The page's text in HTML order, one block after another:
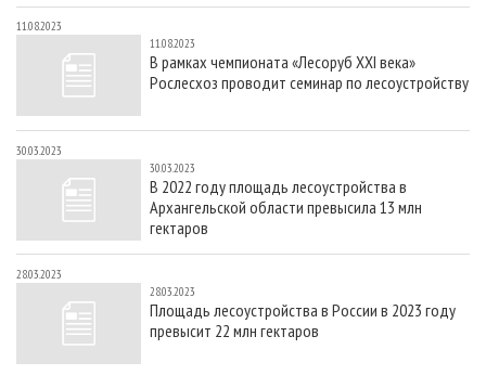
11.08.2023
11.08.2023
В рамках чемпионата «Лесоруб XXI века»
Рослесхоз проводит семинар по лесоустройству
30.03.2023
30.03.2023
В 2022 году площадь лесоустройства в
Архангельской области превысила 13 млн
гектаров
28.03.2023
28.03.2023
Площадь лесоустройства в России в 2023 году
превысит 22 млн гектаров